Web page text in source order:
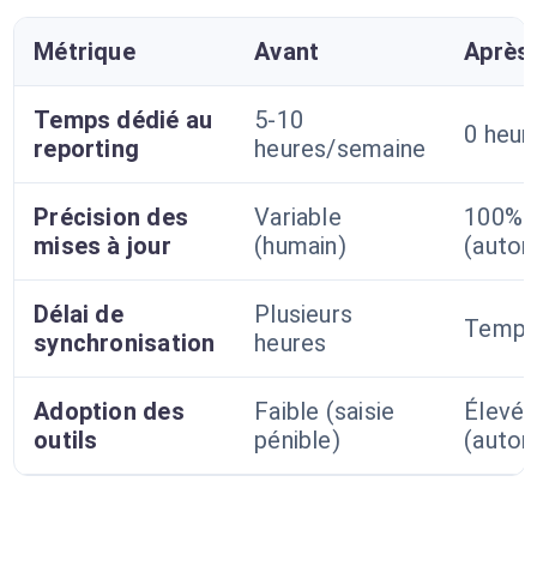
Métrique Avant Après
Temps dédié au
reporting
5-10
heures/semaine
0
Précision des
mises à jour
Variable
(humain)
100%
Délai de
synchronisation
Plusieurs
heures
Adoption des
outils
Faible (saisie
pénible)
Élevée